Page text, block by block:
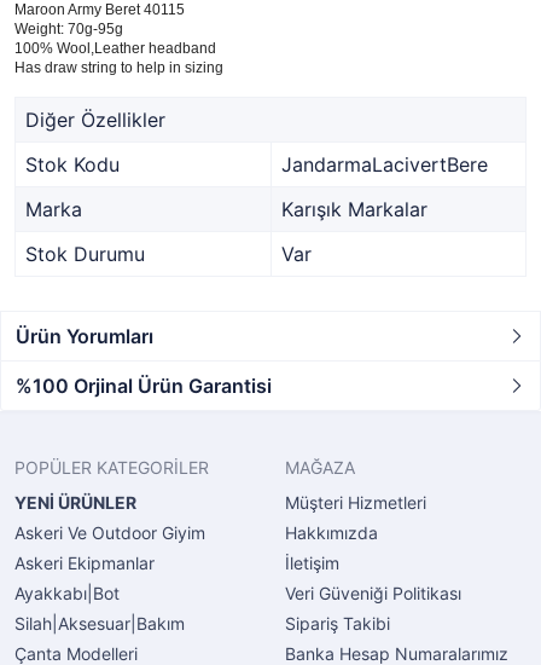
Maroon Army Beret 40115
Weight: 70g-95g
100% Wool,Leather headband
Has draw string to help in sizing
Diğer Özellikler
Stok Kodu
JandarmaLacivertBere
Marka
Karışık Markalar
Stok Durumu
Var
Ürün Yorumları
%100 Orjinal Ürün Garantisi
POPÜLER KATEGORİLER
YENİ ÜRÜNLER
Askeri Ve Outdoor Giyim
Askeri Ekipmanlar
Ayakkabı|Bot
Silah|Aksesuar|Bakım
Çanta Modelleri
MAĞAZA
Müşteri Hizmetleri
Hakkımızda
İletişim
Veri Güveniği Politikası
Sipariş Takibi
Banka Hesap Numaralarımız